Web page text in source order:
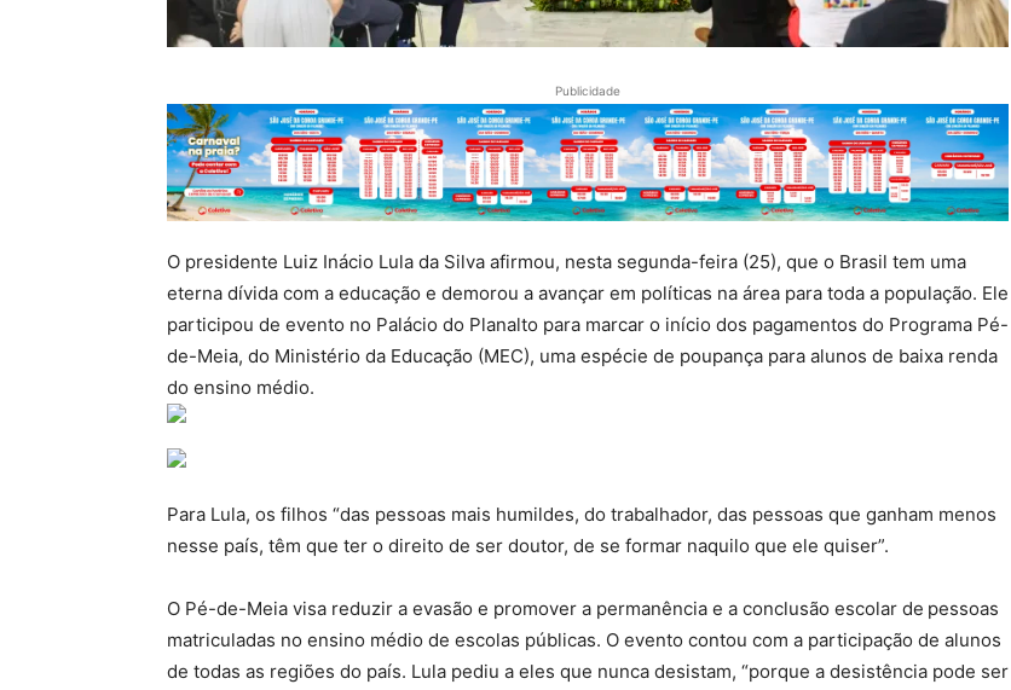
Publicidade
O presidente Luiz Inácio Lula da Silva afirmou, nesta segunda-feira (25), que o Brasil tem uma
eterna dívida com a educação e demorou a avançar em políticas na área para toda a população. Ele
participou de evento no Palácio do Planalto para marcar o início dos pagamentos do Programa Pé-
de-Meia, do Ministério da Educação (MEC), uma espécie de poupança para alunos de baixa renda
do ensino médio.
Para Lula, os filhos “das pessoas mais humildes, do trabalhador, das pessoas que ganham menos
nesse país, têm que ter o direito de ser doutor, de se formar naquilo que ele quiser”.
O Pé-de-Meia visa reduzir a evasão e promover a permanência e a conclusão escolar de pessoas
matriculadas no ensino médio de escolas públicas. O evento contou com a participação de alunos
de todas as regiões do país. Lula pediu a eles que nunca desistam, “porque a desistência pode ser